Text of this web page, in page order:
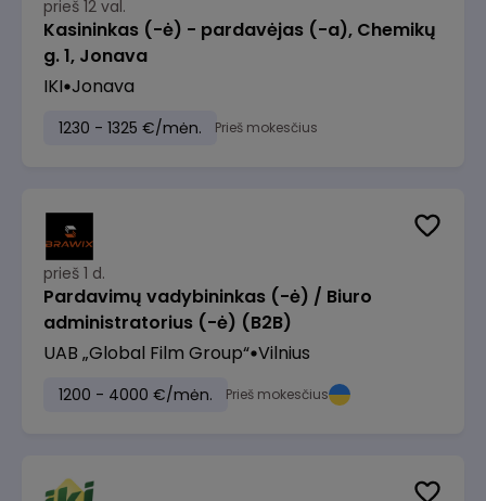
prieš 12 val.
Kasininkas (-ė) - pardavėjas (-a), Chemikų
g. 1, Jonava
IKI Jonava
1230 - 1325 €/mėn. Prieš mokesčius
prieš 1 d.
Pardavimų vadybininkas (-ė) / Biuro
administratorius (-ė) (B2B)
UAB „Global Film Group“ Vilnius
1200 - 4000 €/mėn. Prieš mokesčius